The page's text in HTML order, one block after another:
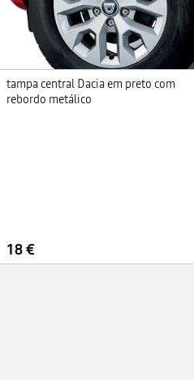
tampa central Dacia em preto com
rebordo metálico
18 €